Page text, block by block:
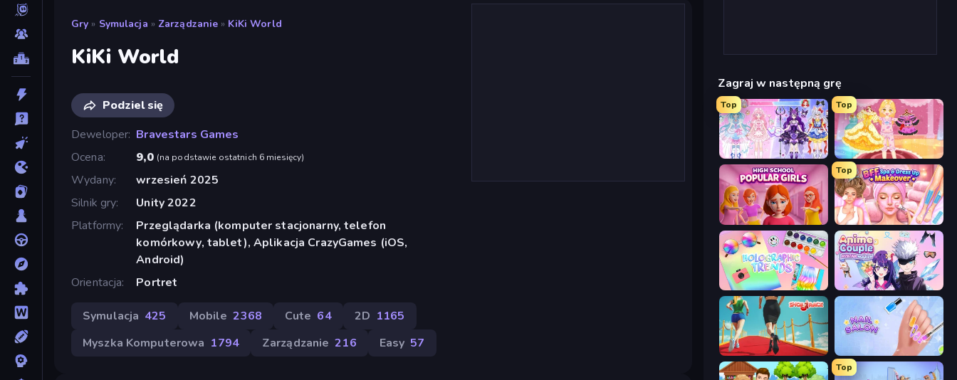
Gry » Symulacja » Zarządzanie » KiKi World
KiKi World
Podziel się
Deweloper Bravestars Games
Ocena
9,0 (na podstawie ostatnich 6 miesięcy)
Wydany
wrzesień 2025
Silnik gry
Unity 2022
Platformy
Przeglądarka (komputer stacjonarny, telefon
komórkowy, tablet), Aplikacja CrazyGames (iOS,
Android)
Orientacja
Portret
Symulacja 425 Mobile 2368 Cute 64 2D 1165
Myszka Komputerowa 1794 Zarządzanie 216 Easy 57
Zagraj w następną grę
Top
Idol Livestream: Fashion Game
Top
Royal Glow Princess Makeover
Top
BFF Makeover - Spa & Dress Up
Holographic Trends Anime Couple: Avatar Maker
Shoe Race Nail Salon
Top